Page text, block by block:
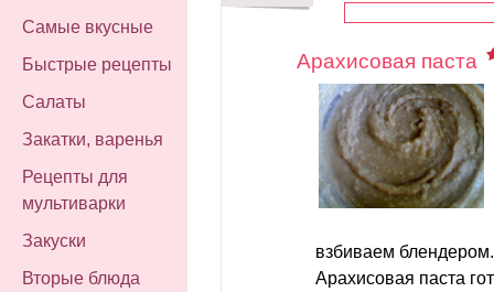
Самые вкусные
Быстрые рецепты
Салаты
Закатки, варенья
Рецепты для
мультиварки
Закуски
Вторые блюда
Арахисовая паста
взбиваем блендером.
Арахисовая паста